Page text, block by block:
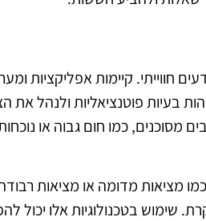
חווייתי. קיימות אפליקציות
בעיות פוטנציאליות ולנהל את
מסוכנים, כמו חום גבוה או
מציאות מדומה או מציאות
שימוש בטכנולוגיות אלו יכול